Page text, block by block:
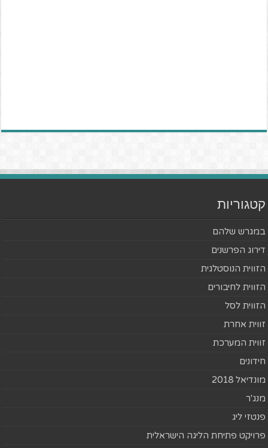
קטגוריות
במגרש שלהם
דירוג הפרשנים
הזווית הנוסטלגית
הזווית לחיבורים
הזווית לסל
זווית אחרת
זווית המערכת
חידונים
מונדיאל 2018
מנג'ר
פנטזי ליג
פרויקט פתיחת הליגה הישראלית